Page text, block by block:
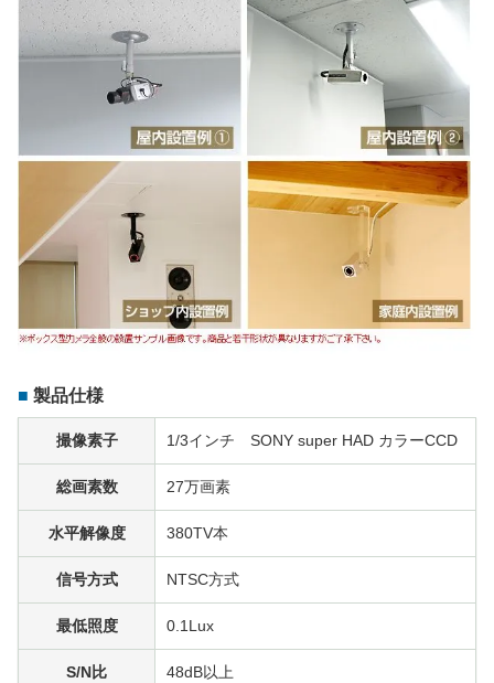
製品仕様
撮像素子 1/3インチ SONY super HAD カラーCCD
総画素数 27万画素
水平解像度 380TV本
信号方式 NTSC方式
最低照度 0.1Lux
S/N比 48dB以上